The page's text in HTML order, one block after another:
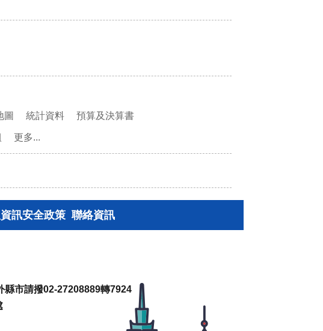
圖 統計資料 預算及決算書
更多...
訊安全政策 聯絡資訊
縣市請撥02-27208889轉7924